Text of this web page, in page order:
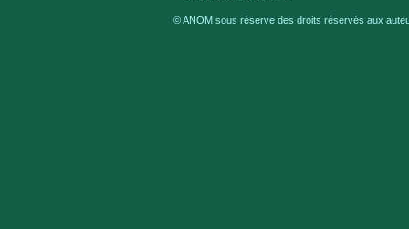
© ANOM sous réserve des droits réservés aux